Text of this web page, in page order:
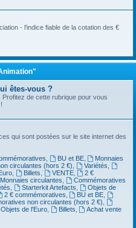
- l'indice fiable de la cotation des €
êtes-vous ?
de cette rubrique pour vous
qui sont postées sur le site internet des
BU et BE,
Monnaies
circulantes (hors 2 €) Variétés
, Billets VENTE,
2 €
Monnaies circulantes
Commémoratives
Starterkit Artefacts
Objets de
2 € commémoratives BU et BE
non circulantes (hors 2 €)
Objets de l'Euro, Billets
Achat vente